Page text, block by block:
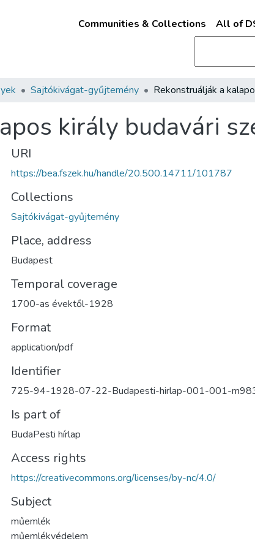
Communities & Collections All of
Sajtókivágat-gyűjtemény
király budavári
URI
https://bea.fszek.hu/handle/20.500.14711/101787
Collections
Sajtókivágat-gyűjtemény
Place, address
Budapest
Temporal coverage
1700-as évektől-1928
Format
application/pdf
Identifier
725-94-1928-07-22-Budapesti-hirlap-001-001-
Is part of
BudaPesti hírlap
Access rights
https://creativecommons.org/licenses/by-nc/4.0/
Subject
műemlék
műemlékvédelem